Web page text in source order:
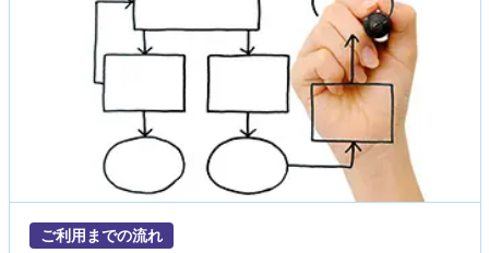
ご利用までの流れ